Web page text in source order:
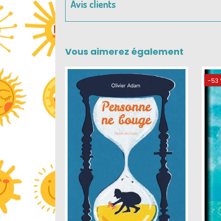
Avis clients
Vous aimerez également
-53